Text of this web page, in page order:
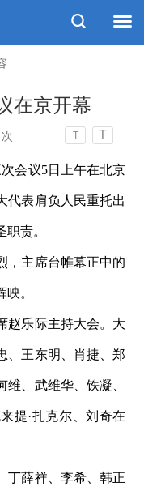
在京开幕
次 T T
会议5日上午在北京
代表肩负人民重托出
责。
主席台帷幕正中的
。
乐际主持大会。大
、王东明、肖捷、郑
、武维华、铁凝、
提·扎克尔、刘奇在
薛祥、李希、韩正